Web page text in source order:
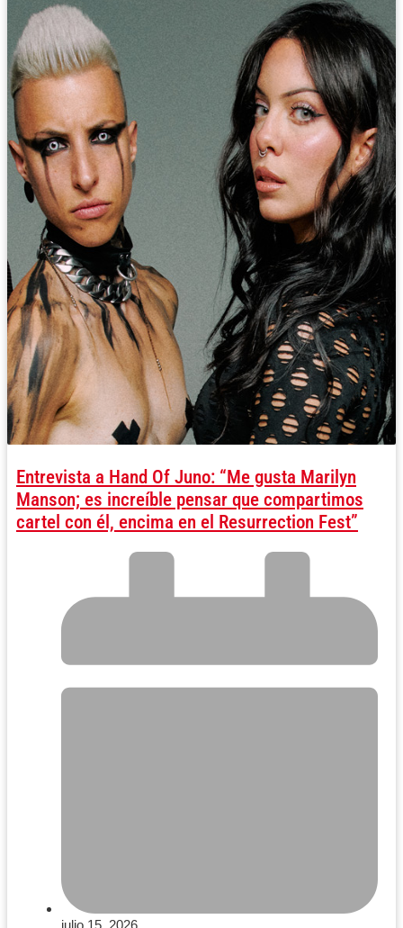
Entrevista a Hand Of Juno: “Me gusta Marilyn
Manson; es increíble pensar que compartimos
cartel con él, encima en el Resurrection Fest”